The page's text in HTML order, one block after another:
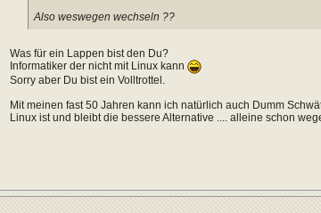
Also weswegen wechseln ??
Was für ein Lappen bist den Du?
Informatiker der nicht mit Linux kann
Sorry aber Du bist ein Volltrottel.
Mit meinen fast 50 Jahren kann ich natürlich auch Dumm
Linux ist und bleibt die bessere Alternative .... alleine schon